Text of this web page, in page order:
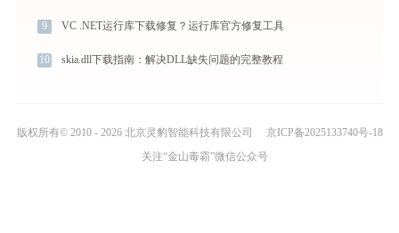
9 VC .NET运行库下载修复？运行库官方修复工具
10 skia.dll下载指南：解决DLL缺失问题的完整教程
版权所有© 2010 - 2026 北京灵豹智能科技有限公司
京ICP备2025133740号-18
关注“金山毒霸”微信公众号